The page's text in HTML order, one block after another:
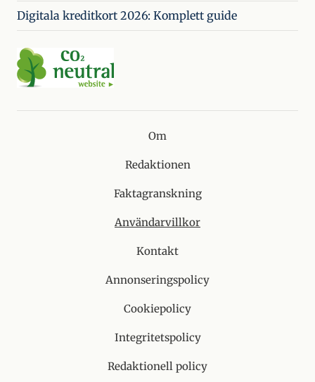
Digitala kreditkort 2026: Komplett guide
Om
Redaktionen
Faktagranskning
Användarvillkor
Kontakt
Annonseringspolicy
Cookiepolicy
Integritetspolicy
Redaktionell policy